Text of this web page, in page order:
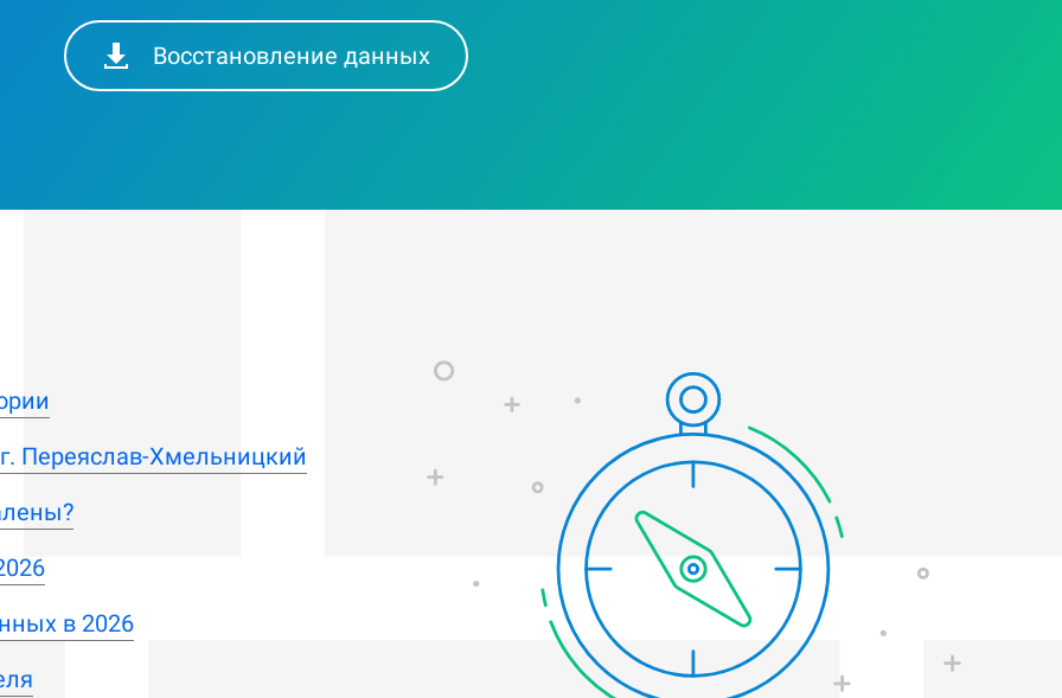
Восстановление данных
Переяслав-Хмельницкий
в 2026